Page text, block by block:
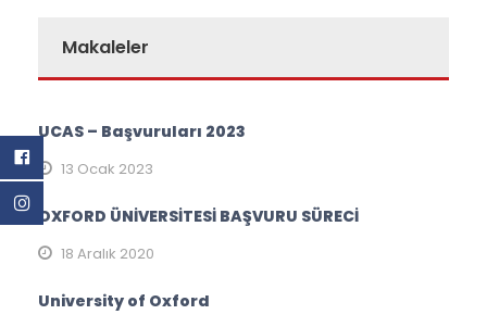
Makaleler
UCAS – Başvuruları 2023
13 Ocak 2023
OXFORD ÜNİVERSİTESİ BAŞVURU SÜRECİ
18 Aralık 2020
University of Oxford